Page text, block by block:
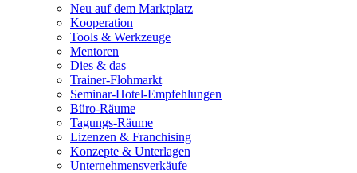
Neu auf dem Marktplatz
Kooperation
Tools & Werkzeuge
Mentoren
Dies & das
Trainer-Flohmarkt
Seminar-Hotel-Empfehlungen
Büro-Räume
Tagungs-Räume
Lizenzen & Franchising
Konzepte & Unterlagen
Unternehmensverkäufe